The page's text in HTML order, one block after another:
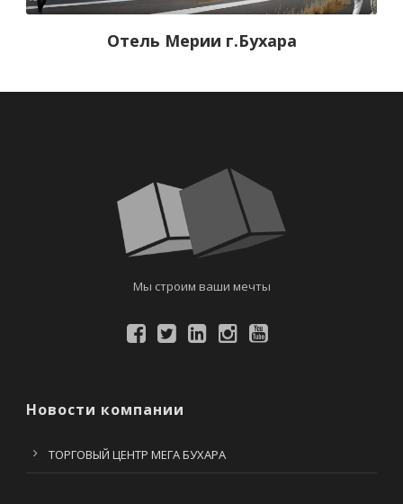
Отель Мерии г.Бухара
Мы строим ваши мечты
Новости компании
ТОРГОВЫЙ ЦЕНТР МЕГА БУХАРА